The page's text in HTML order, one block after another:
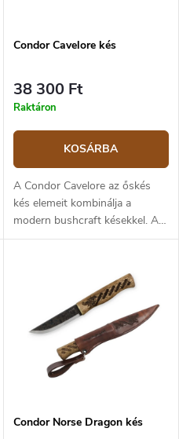
Condor Cavelore kés
38 300 Ft
Raktáron
KOSÁRBA
A Condor Cavelore az őskés
kés elemeit kombinálja a
modern bushcraft késekkel. A
kés full tang alakú. A 11 cm
skandináv élezéssel rendelkezik.
Hickory fából (fehér dió) készült
markolat, amelyet baltás
poriszhoz is használnak.
Minőségi, kézzel varrott bőrtok
jár hozzá.
Condor Norse Dragon kés